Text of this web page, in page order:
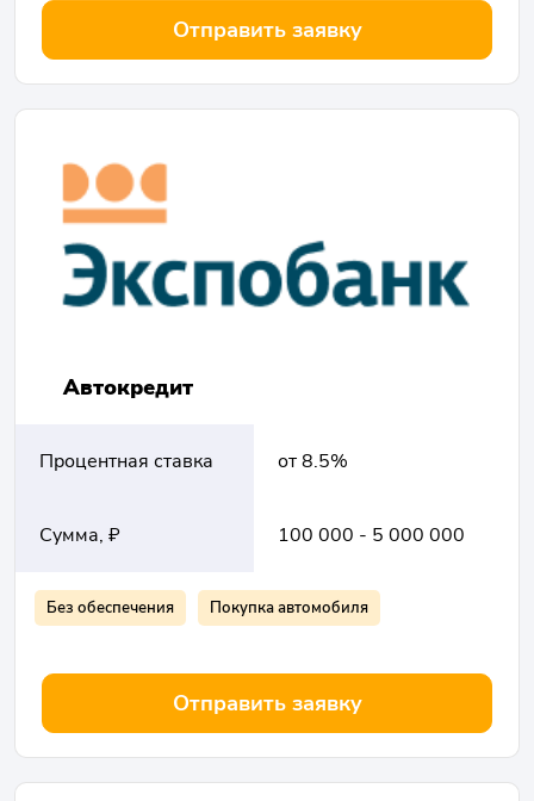
Отправить заявку
Автокредит
Процентная ставка от 8.5%
Сумма, ₽ 100 000 - 5 000 000
Без обеспечения Покупка автомобиля
Отправить заявку